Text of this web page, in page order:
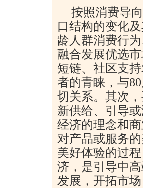
按照消费导
口结构的变化
龄人群消费行
融合发展优选
短链、社区支
者的青睐，与
切关系。其次
新供给、引导
经济的理念和
对产品或服务
美好体验的过
济，是引导中
发展，开拓市